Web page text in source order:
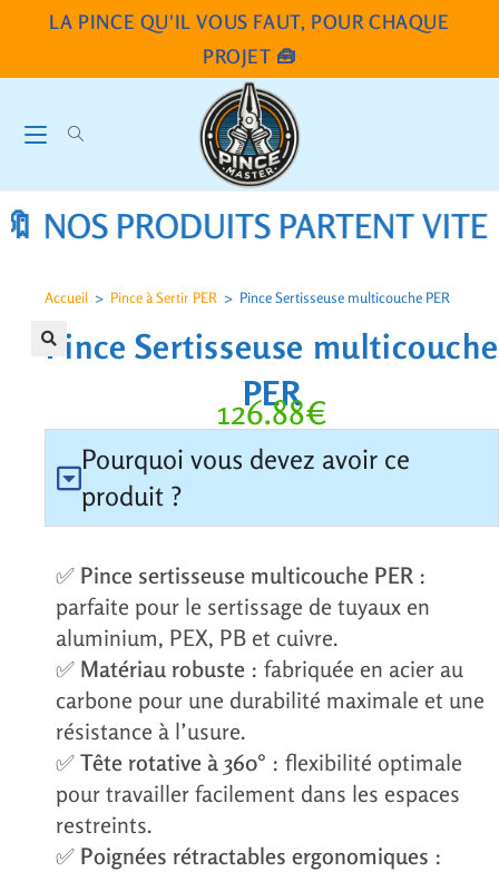
LA PINCE QU'IL VOUS FAUT, POUR CHAQUE
PROJET 🧰
PRODUITS PARTENT VITE!!! 🛒
Accueil > Pince à Sertir PER > Pince Sertisseuse multicouche PER
Pince Sertisseuse multicouche
PER
126.88€
Pourquoi vous devez avoir ce
produit ?
✅ Pince sertisseuse multicouche PER :
parfaite pour le sertissage de tuyaux en
aluminium, PEX, PB et cuivre.
✅ Matériau robuste : fabriquée en acier au
carbone pour une durabilité maximale et une
résistance à l’usure.
✅ Tête rotative à 360° : flexibilité optimale
pour travailler facilement dans les espaces
restreints.
✅ Poignées rétractables ergonomiques :